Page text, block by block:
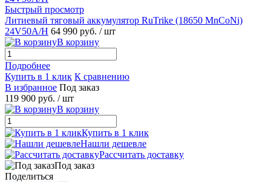
Быстрый просмотр
Литиевый тяговый аккумулятор RuTrike (18650 MnCoNi)
24V50A/H 64 990 руб. / шт
В корзину
Подробнее
Купить в 1 клик К сравнению
В избранное Под заказ
119 900 руб. / шт
В корзину
Купить в 1 клик
Нашли дешевле
Рассчитать доставку
Под заказ
Поделиться